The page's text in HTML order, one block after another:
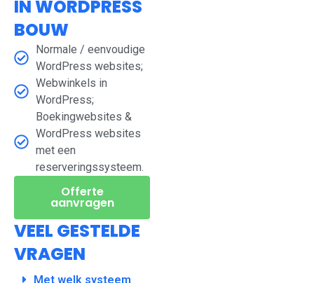
IN WORDPRESS
BOUW
Normale / eenvoudige
WordPress websites;
Webwinkels in
WordPress;
Boekingwebsites &
WordPress websites
met een
reserveringssysteem.
Offerte
aanvragen
VEEL GESTELDE
VRAGEN
Met welk systeem